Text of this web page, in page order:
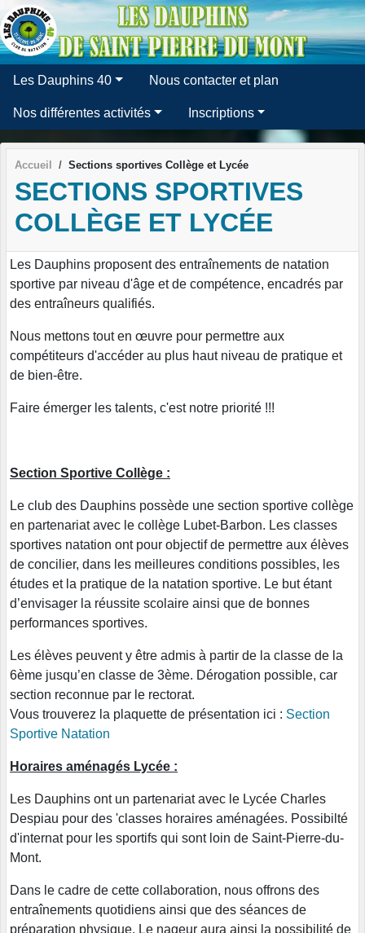
Les Dauphins 40 Nous contacter et plan
Nos différentes activités Inscriptions
Accueil Sections sportives Collège et Lycée
SECTIONS SPORTIVES
COLLÈGE ET LYCÉE
Les Dauphins proposent des entraînements de natation
sportive par niveau d'âge et de compétence, encadrés par
des entraîneurs qualifiés.
Nous mettons tout en œuvre pour permettre aux
compétiteurs d'accéder au plus haut niveau de pratique et
de bien-être.
Faire émerger les talents, c'est notre priorité !!!
Section Sportive Collège :
Le club des Dauphins possède une section sportive collège
en partenariat avec le collège Lubet-Barbon. Les classes
sportives natation ont pour objectif de permettre aux élèves
de concilier, dans les meilleures conditions possibles, les
études et la pratique de la natation sportive. Le but étant
d’envisager la réussite scolaire ainsi que de bonnes
performances sportives.
Les élèves peuvent y être admis à partir de la classe de la
6ème jusqu’en classe de 3ème. Dérogation possible, car
section reconnue par le rectorat.
Vous trouverez la plaquette de présentation ici : Section
Sportive Natation
Horaires aménagés Lycée :
Les Dauphins ont un partenariat avec le Lycée Charles
Despiau pour des 'classes horaires aménagées. Possibilté
d'internat pour les sportifs qui sont loin de Saint-Pierre-du-
Mont.
Dans le cadre de cette collaboration, nous offrons des
entraînements quotidiens ainsi que des séances de
préparation physique. Le nageur aura ainsi la possibilité de
Panneau de gestion des cookies